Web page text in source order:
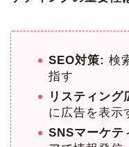
SEO対策: 検
指す
リスティング
に広告を表示
SNSマーケテ